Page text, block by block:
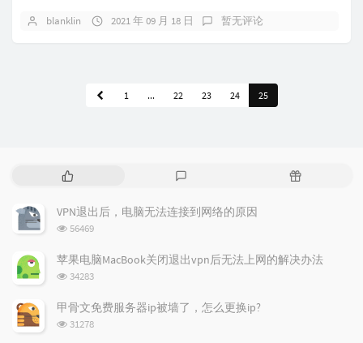
blanklin 2021 年 09 月 18 日 暂无评论
1 ... 22 23 24 25
热
文
章
评
论
随
VPN退出后，电脑无法连接到网络的原因
浏
次
数:
56469
苹果电脑MacBook关闭退出vpn后无法上网的解决办法
浏
次
数:
34283
甲骨文免费服务器ip被墙了，怎么更换ip?
浏
31278